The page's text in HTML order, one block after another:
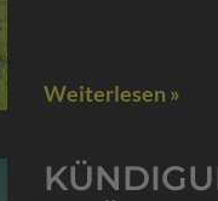
Weiterlesen »